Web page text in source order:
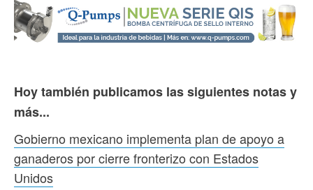
Hoy también publicamos las siguientes notas y
más...
Gobierno mexicano implementa plan de apoyo a
ganaderos por cierre fronterizo con Estados
Unidos